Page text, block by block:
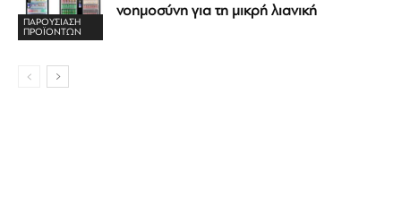
ΠΑΡΟΥΣΙΑΣΗ
ΠΡΟΪΟΝΤΩΝ
νοημοσύνη για τη μικρή λιανική